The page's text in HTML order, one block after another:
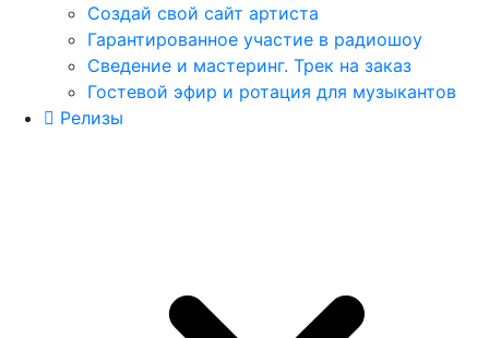
Создай свой сайт артиста
Гарантированное участие в радиошоу
Сведение и мастеринг. Трек на заказ
Гостевой эфир и ротация для музыкантов
Релизы